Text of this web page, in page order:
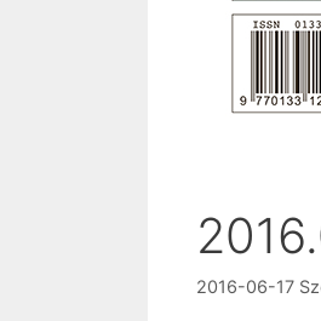
2016-06-17